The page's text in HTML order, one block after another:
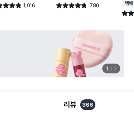
점 1,016
건 작성 별점 4.8점 780
건 작성
택배
별점
1 3
리뷰 366